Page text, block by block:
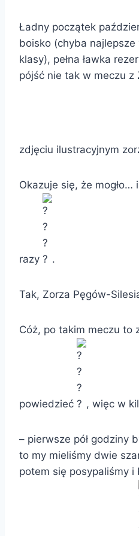
Ładny początek
boisko (chyba
klasy), pełna ławka
pójść nie tak w meczu z
zdjęciu ilustracyjnym
Okazuje się, że mogło…
razy .
Tak, Zorza Pęgów-
Cóż, po takim meczu to
powiedzieć , więc w
– pierwsze pół godziny
to my mieliśmy dwie
potem się posypaliśmy i